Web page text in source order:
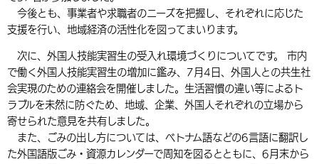
今後とも、事業者や求職者のニーズを把握し、それぞれに応じた
支援を行い、地域経済の活性化を図ってまいります。
次に、外国人技能実習生の受入れ環境づくりについてです。 市内
で働く外国人技能実習生の増加に鑑み、7月4日、外国人との共生社
会実現のための連絡会を開催しました。生活習慣の違い等によるト
ラブルを未然に防ぐため、地域、企業、外国人それぞれの立場から
寄せられた意見を共有しました。
また、ごみの出し方については、ベトナム語などの6言語に翻訳し
た外国語版ごみ・資源カレンダーで周知を図るとともに、6月末から